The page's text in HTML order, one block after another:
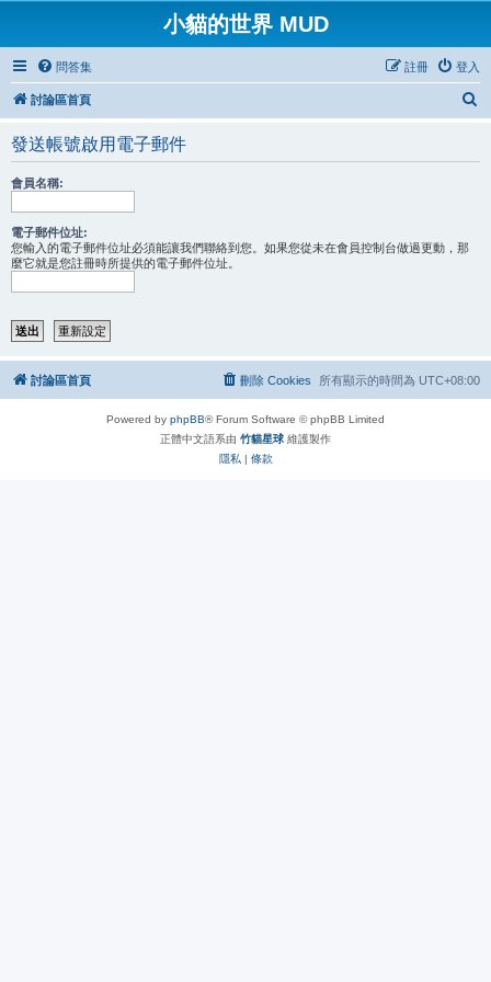
小貓的世界 MUD
問答集 登入
註冊
討論區首頁
發送帳號啟用電子郵件
會員名稱:
電子郵件位址:
您輸入的電子郵件位址必須能讓我們聯絡到您。如果您從未在會員控制台做過更動，那
麼它就是您註冊時所提供的電子郵件位址。
討論區首頁 所有顯示的時間為 UTC+08:00
刪除 Cookies
Powered by phpBB® Forum Software © phpBB Limited
正體中文語系由 竹貓星球 維護製作
隱私 | 條款